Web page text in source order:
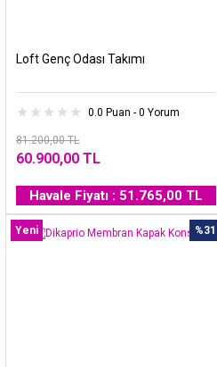
Loft Genç Odası Takımı
0.0 Puan - 0 Yorum
81.200,00 TL
60.900,00 TL
Havale Fiyatı : 51.765,00 TL
%31
Yeni